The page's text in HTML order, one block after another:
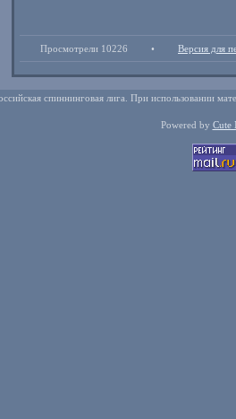
Просмотрели 10226 • Версия для
спиннинговая лига. При использовании
Powered by Cute